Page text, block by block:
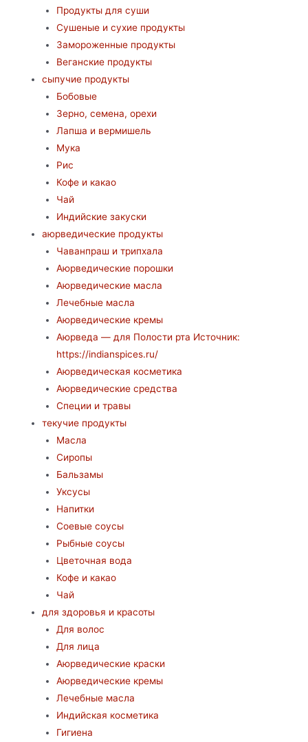
Продукты для суши
Сушеные и сухие продукты
Замороженные продукты
Веганские продукты
сыпучие продукты
Бобовые
Зерно, семена, орехи
Лапша и вермишель
Мука
Рис
Кофе и какао
Чай
Индийские закуски
аюрведические продукты
Чаванпраш и трипхала
Аюрведические порошки
Аюрведические масла
Лечебные масла
Аюрведические кремы
Аюрведа — для Полости рта Источник:
https://indianspices.ru/
Аюрведическая косметика
Аюрведические средства
Специи и травы
текучие продукты
Масла
Сиропы
Бальзамы
Уксусы
Напитки
Соевые соусы
Рыбные соусы
Цветочная вода
Кофе и какао
Чай
для здоровья и красоты
Для волос
Для лица
Аюрведические краски
Аюрведические кремы
Лечебные масла
Индийская косметика
Гигиена